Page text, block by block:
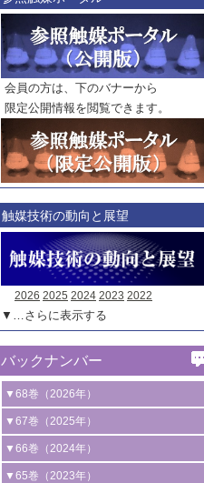
会員の方は、下のバナーから
限定公開情報を閲覧できます。
触媒技術の動向と展望
2026 2025 2024 2023 2022
▼…さらに表示する
バックナンバー
▼68巻（2026年）
1号 過酸化水素合成に関する研究動向
2号 コンピューター技術により加速する
触媒開発
▼67巻（2025年）
1号 CO
水素化によるグリーン燃料/グリ
ーンケミカル製造
▼66巻（2024年）
1号 低次元ナノ構造を有する触媒材料
▼65巻（2023年）